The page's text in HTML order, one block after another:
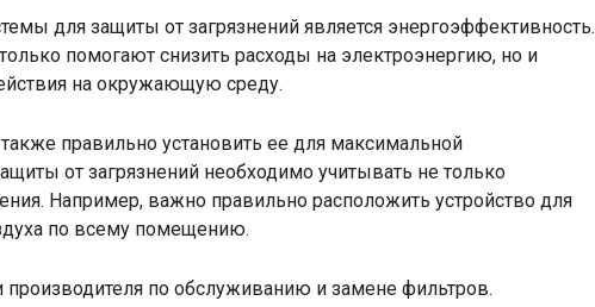
для защиты от загрязнений является энергоэффективность.
помогают снизить расходы на электроэнергию, но и
на окружающую среду.
правильно установить ее для максимальной
от загрязнений необходимо учитывать не только
Например, важно правильно расположить устройство для
по всему помещению.
по обслуживанию и замене фильтров.